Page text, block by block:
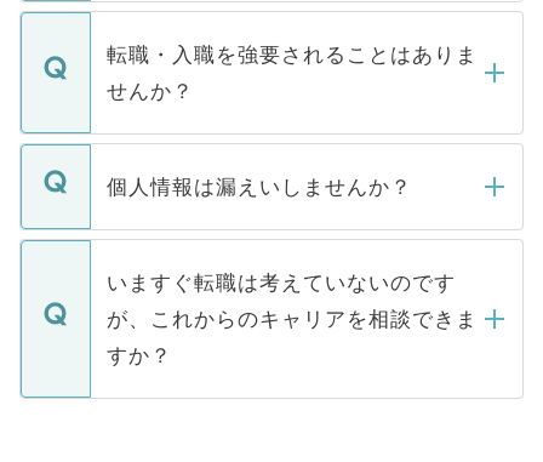
ます。通常、5営業日以内にはご連絡をせて
いただきますので、しばらくお待ちくださ
マイナビDOCTORで取り扱っている求人の
うち約3割は、Webサイトからご覧いただ
けない「非公開求人」です。非公開求人は
下記の理由によって、一般には公開してい
ません。
■応募殺到を避けるため 人気のある医療機
関を公にしてしまうと、応募が殺到する場
に、医療機関が求める条件に合った人材の
みを人材紹介会社に依頼するケースが増え
ています。
転職・入職を強要されることはありま
せんか？
転職・入職を強要することは一切ありませ
ん。また、仮に応募先から内定をいただい
定を承諾する必要はありません。内定先へ
の辞退の連絡はキャリアパートナーが行い
個人情報は漏えいしませんか？
個人情報が漏えいすることはありませんの
で、ご安心ください。当サイトからの登録
などで収集したご登録者様の個人情報は、
ご本人のキャリアアップおよび転職活動の
支援を目的に使用いたします。お預かりし
ているすべての個人データはご本人の許可
いますぐ転職は考えていないのです
が、これからのキャリアを相談できま
すか？